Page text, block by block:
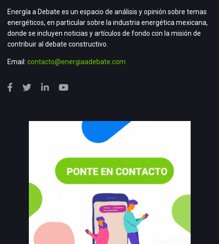
Energía a Debate es un espacio de análisis y opinión sobre temas
energéticos, en particular sobre la industria energética mexicana,
donde se incluyen noticias y artículos de fondo con la misión de
contribuir al debate constructivo.
Email: contacto@energiaadebate.com